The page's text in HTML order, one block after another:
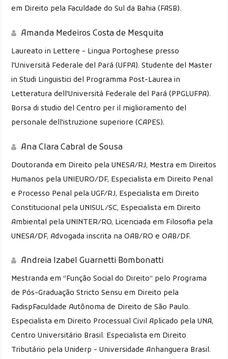
em Direito pela Faculdade do Sul da Bahia (FASB).
Amanda Medeiros Costa de Mesquita
Laureato in Lettere - Lingua Portoghese presso
l'Università Federale del Pará (UFPA). Studente del Master
in Studi Linguistici del Programma Post-Laurea in
Letteratura dell'Università Federale del Pará (PPGLUFPA).
Borsa di studio del Centro per il miglioramento del
personale dell'istruzione superiore (CAPES).
Ana Clara Cabral de Sousa
Doutoranda em Direito pela UNESA/RJ, Mestra em Direitos
Humanos pela UNIEURO/DF, Especialista em Direito Penal
e Processo Penal pela UGF/RJ, Especialista em Direito
Constitucional pela UNISUL/SC, Especialista em Direito
Ambiental pela UNINTER/RO, Licenciada em Filosofia pela
UNESA/DF, Advogada inscrita na OAB/RO e OAB/DF.
Andreia Izabel Guarnetti Bombonatti
Mestranda em “Função Social do Direito” pelo Programa
de Pós-Graduação Stricto Sensu em Direito pela
FadispFaculdade Autônoma de Direito de São Paulo.
Especialista em Direito Processual Civil Aplicado pela UNA,
Centro Universitário Brasil. Especialista em Direito
Tributário pela Uniderp - Universidade Anhanguera Brasil.